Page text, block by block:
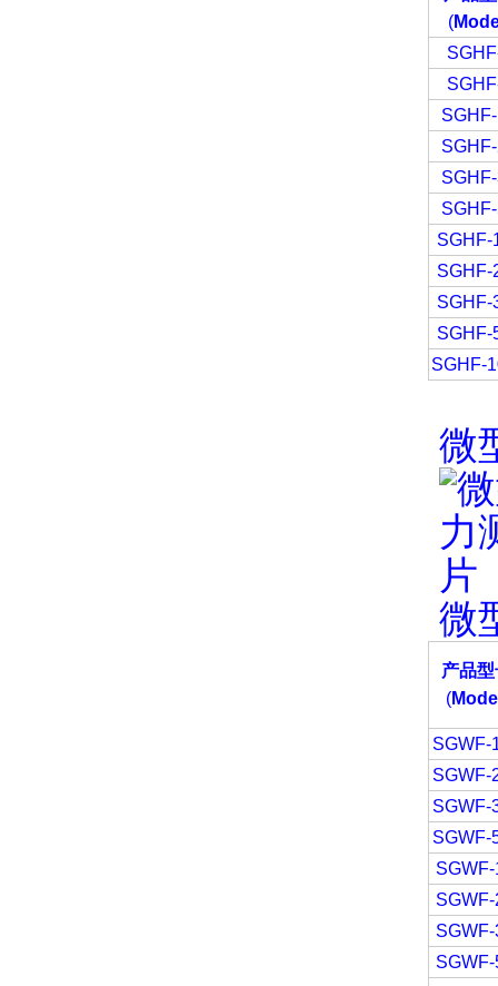
(
SGHF-
SGHF-
SGHF-
SGHF-
SGHF-
微
微
产品型
(
SGWF-
SGWF-
SGWF-
SGWF-